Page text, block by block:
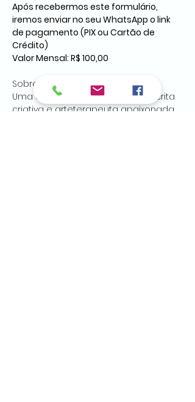
Após recebermos este formulário,
iremos enviar no seu WhatsApp o link
de pagamento (PIX ou Cartão de
Crédito)
Valor Mensal: R$ 100,00
Sobre Joy Bandeira:
Uma escritora, professora de escrita
criativa e arteterapeuta apaixonada